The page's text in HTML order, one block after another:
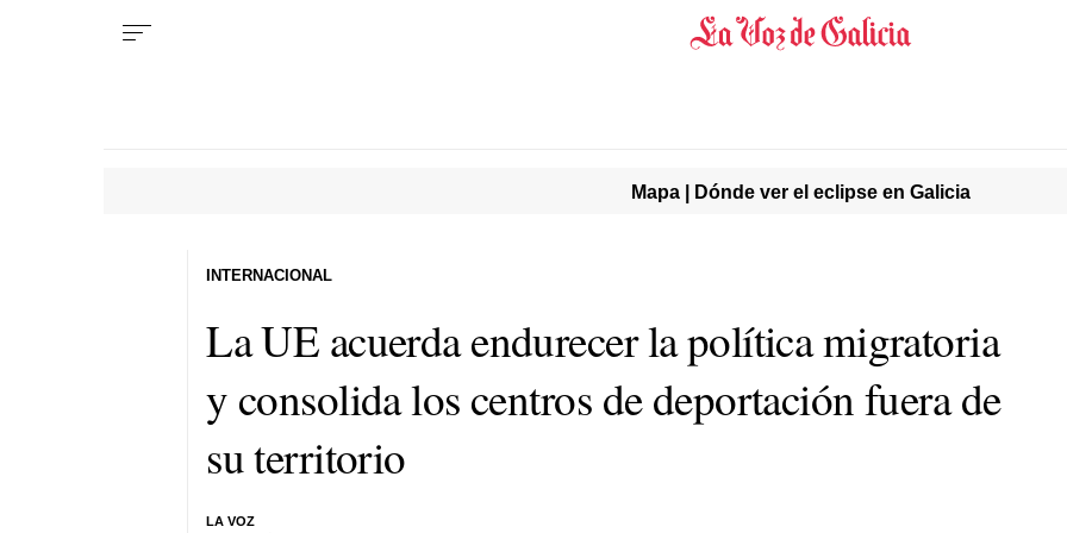
Mapa | Dónde ver el eclipse en Galicia
La UE acuerda endurecer la política migratoria
y consolida los centros de deportación fuera de
su territorio
LA VOZ
INTERNACIONAL